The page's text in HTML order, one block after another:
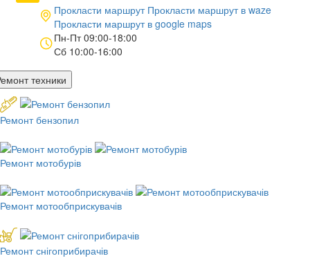
Прокласти маршрут Прокласти маршрут в waze
Прокласти маршрут в google maps
Пн-Пт 09:00-18:00
Сб 10:00-16:00
техники
Ремонт бензопил
Ремонт мотобурів
Ремонт мотообприскувачів
Ремонт снігоприбирачів